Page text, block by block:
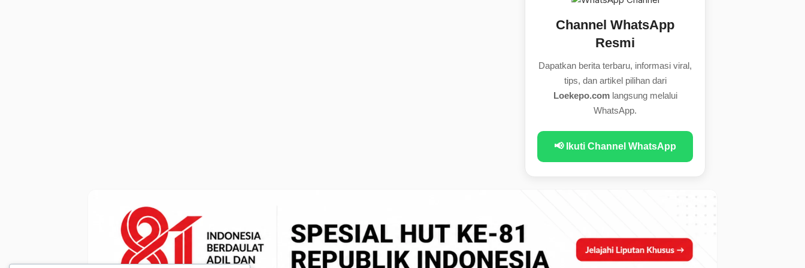
Channel WhatsApp
Resmi
Dapatkan berita terbaru, informasi viral,
tips, dan artikel pilihan dari
Loekepo.comlangsung melalui
WhatsApp.
📢 Ikuti Channel WhatsApp